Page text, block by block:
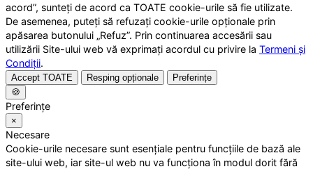
acord”, sunteți de acord ca TOATE cookie-urile să fie utilizate.
De asemenea, puteți să refuzați cookie-urile opționale prin
apăsarea butonului „Refuz”. Prin continuarea accesării sau
utilizării Site-ului web vă exprimați acordul cu privire la Termeni și
Condiții.
Accept TOATE Resping opționale
Preferințe
🍪
Preferințe
×
Necesare
Cookie-urile necesare sunt esențiale pentru funcțiile de bază ale
site-ului web, iar site-ul web nu va funcționa în modul dorit fără